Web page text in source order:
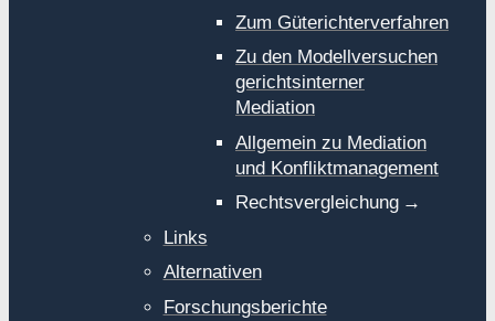
Zum Güterichterverfahren
Zu den Modellversuchen
gerichtsinterner
Mediation
Allgemein zu Mediation
und Konfliktmanagement
Rechtsvergleichung
Links
Alternativen
Forschungsberichte